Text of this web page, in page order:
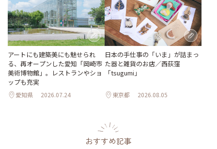
アートにも建築美にも魅せられ
る、再オープンした愛知「岡崎市
美術博物館」。レストランやショ
ップも充実
愛知県 2026.07.24
日本の手仕事の「いま」が詰まっ
た器と雑貨のお店／西荻窪
「tsugumi」
東京都 2026.08.05
おすすめ記事